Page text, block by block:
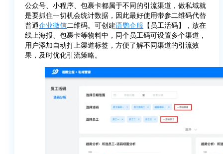
公众号、小程序、包裹卡都属于不同的引流渠道，做私域就
是要抓住一切机会统计数据，因此最好使用带参二维码代替
普通企业微信二维码。可创建语鹦企服 【员工活码】，放在
线上海报、包裹卡等物料中，同个员工码可设置多个渠道，
用户添加自动打上渠道标签，方便了解不同渠道的引流效
果，及时优化引流策略。